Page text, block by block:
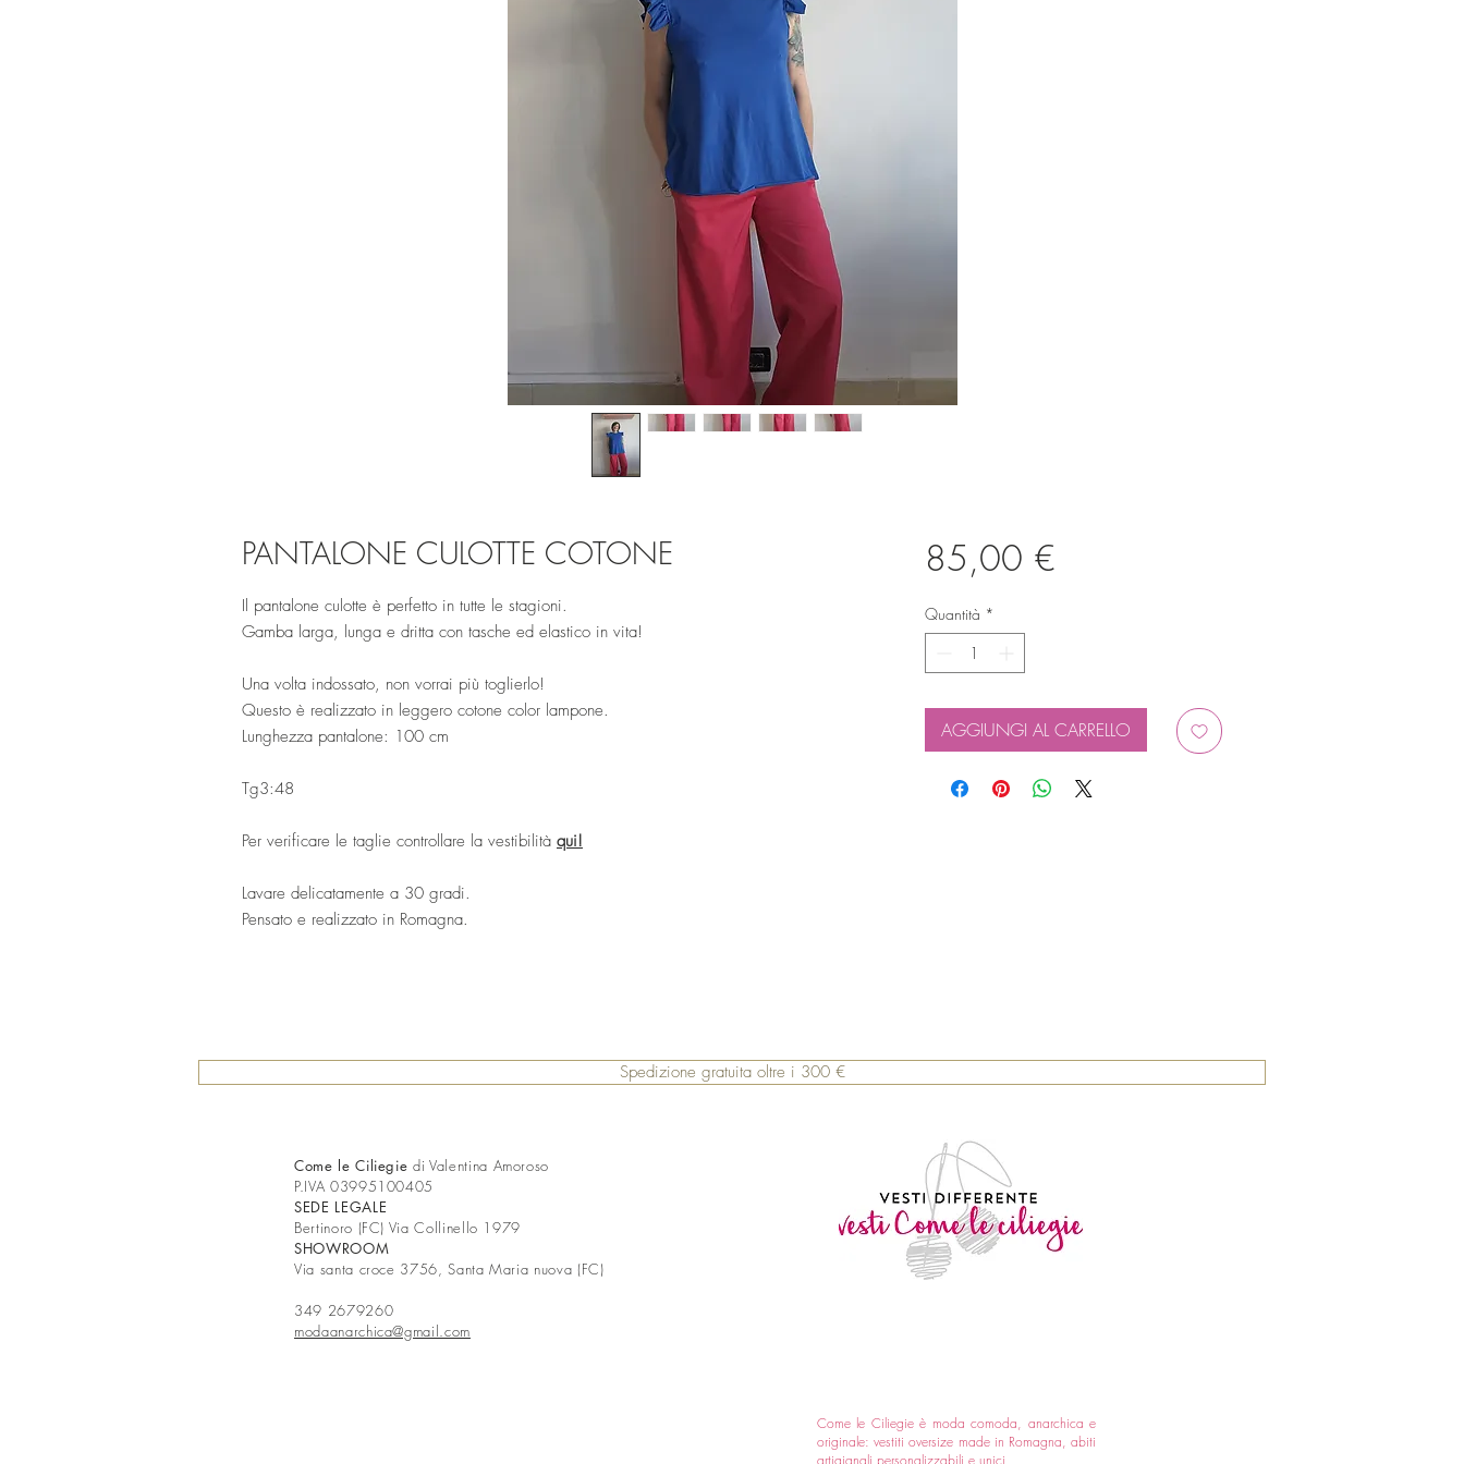
PANTALONE CULOTTE COTONE
Il pantalone culotte è perfetto in tutte le stagioni.
Gamba larga, lunga e dritta con tasche ed elastico in vita!
Una volta indossato, non vorrai più toglierlo!
Questo è realizzato in leggero cotone color lampone.
Lunghezza pantalone: 100 cm
Tg3:48
Per verificare le taglie controllare la vestibilità qui!
Lavare delicatamente a 30 gradi.
Pensato e realizzato in Romagna.
85,00 €Prezzo
Quantità *
AGGIUNGI AL CARRELLO
Spedizione gratuita oltre i 300 €
Come le Ciliegiedi Valentina Amoroso
P.IVA 03995100405
SEDE LEGALE
Bertinoro (FC) Via Collinello 1979
SHOWROOM
Via santa croce 3756, Santa Maria nuova (FC)
349 2679260
modaanarchica@gmail.com
Come le Ciliegie è moda comoda, anarchica e
originale: vestiti oversize made in Romagna, abiti
artigianali personalizzabili e unici.